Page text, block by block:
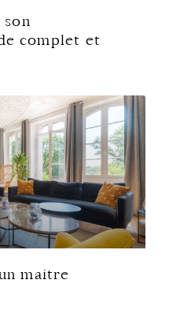
complet et
maitre